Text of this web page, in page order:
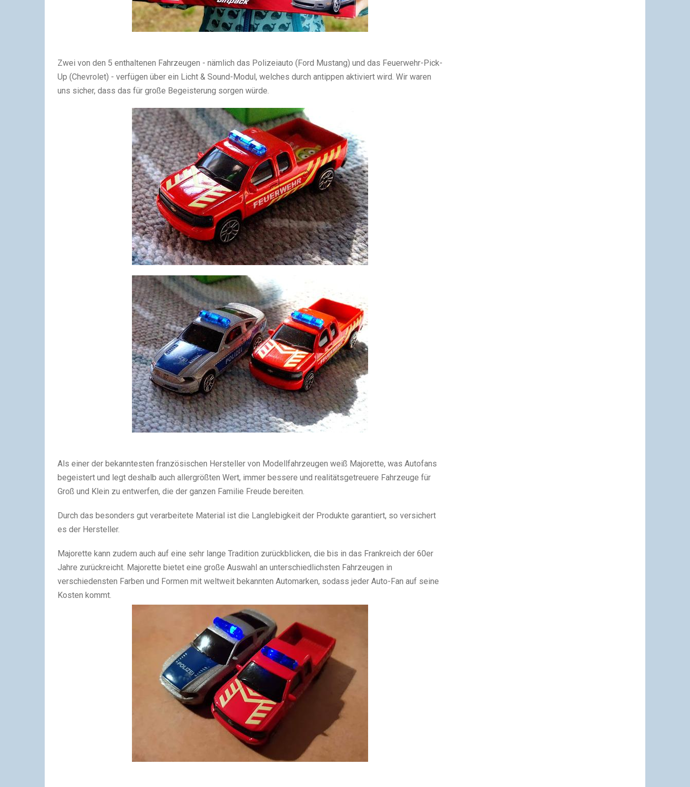
Zwei von den 5 enthaltenen Fahrzeugen - nämlich das Polizeiauto (Ford Mustang) und das Feuerwehr-Pick-
Up (Chevrolet) - verfügen über ein Licht & Sound-Modul, welches durch antippen aktiviert wird. Wir waren
uns sicher, dass das für große Begeisterung sorgen würde.
Als einer der bekanntesten französischen Hersteller von Modellfahrzeugen weiß Majorette, was Autofans
begeistert und legt deshalb auch allergrößten Wert, immer bessere und realitätsgetreuere Fahrzeuge für
Groß und Klein zu entwerfen, die der ganzen Familie Freude bereiten.
Durch das besonders gut verarbeitete Material ist die Langlebigkeit der Produkte garantiert, so versichert
es der Hersteller.
Majorette kann zudem auch auf eine sehr lange Tradition zurückblicken, die bis in das Frankreich der 60er
Jahre zurückreicht. Majorette bietet eine große Auswahl an unterschiedlichsten Fahrzeugen in
verschiedensten Farben und Formen mit weltweit bekannten Automarken, sodass jeder Auto-Fan auf seine
Kosten kommt.